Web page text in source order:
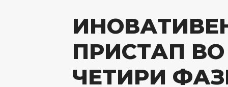
ПРИСТАП ВО
ЧЕТИРИ